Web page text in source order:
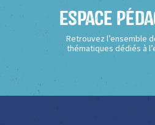
Espace
Retrouvez l’ensemble
thématiques dédiés à